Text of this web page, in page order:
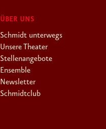
ÜBER UNS
Schmidt unterwegs
Unsere Theater
Stellenangebote
Ensemble
Newsletter
Schmidtclub